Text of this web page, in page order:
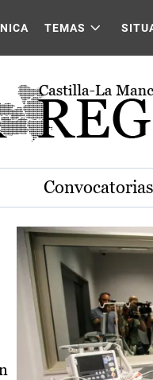
Mancha
TEMAS
Convocatorias